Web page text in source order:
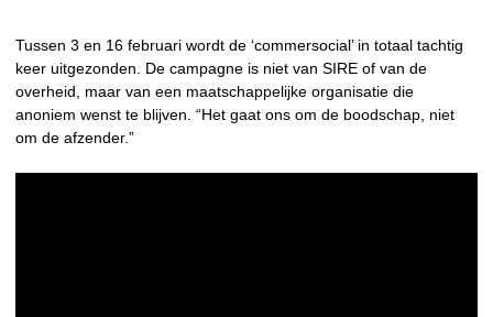
Tussen 3 en 16 februari wordt de ‘commersocial’ in totaal tachtig
keer uitgezonden. De campagne is niet van SIRE of van de
overheid, maar van een maatschappelijke organisatie die
anoniem wenst te blijven. “Het gaat ons om de boodschap, niet
om de afzender.”